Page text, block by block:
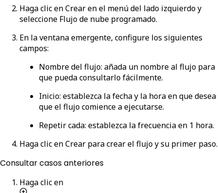
Haga clic enCrearen el menú del lado izquierdo y
seleccione Flujo de nube programado.
En la ventana emergente, configure los siguientes
campos:
Nombre del flujo: añada un nombre al flujo para
que pueda consultarlo fácilmente.
Inicio: establezca la fecha y la hora en que desea
que el flujo comience a ejecutarse.
Repetir cada: establezca la frecuencia en 1 hora.
Haga clic enCrear para crear el flujo y su primer paso.
Consultar casos anteriores
Haga clic en